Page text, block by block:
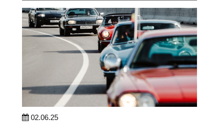
02.06.25